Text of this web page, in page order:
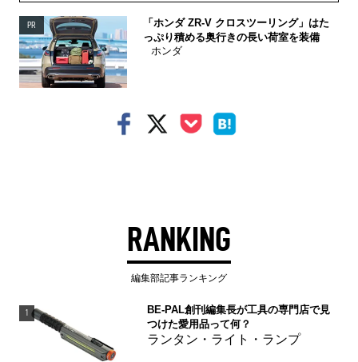
PR
「ホンダ ZR-V クロスツーリング」はた
っぷり積める奥行きの長い荷室を装備
ホンダ
RANKING
編集部記事ランキング
1
BE-PAL創刊編集長が工具の専門店で見
つけた愛用品って何？
ランタン・ライト・ランプ